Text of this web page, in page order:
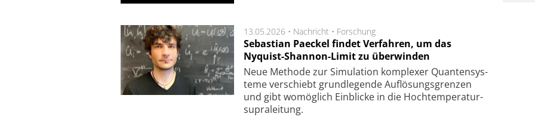
13.05.2026 • Nachricht • Forschung
Sebastian Paeckel findet Verfahren, um das
Nyquist-Shannon-Limit zu überwinden
Neue Methode zur Simu­la­tion kom­ple­xer Quan­ten­sys­
te­me ver­schiebt grund­le­gen­de Auf­lösungs­gren­zen
und gibt wo­mög­lich Ein­blicke in die Hoch­tempe­ra­tur­
supra­lei­tung.